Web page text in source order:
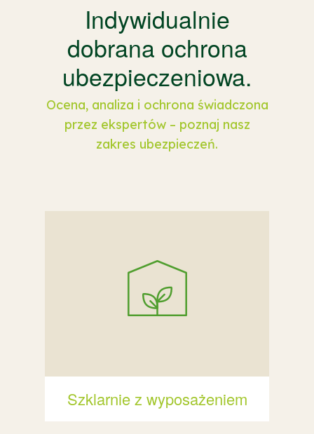
Indywidualnie
dobrana ochrona
ubezpieczeniowa.
Ocena, analiza i ochrona świadczona
przez ekspertów – poznaj nasz
zakres ubezpieczeń.
Szklarnie z wyposażeniem